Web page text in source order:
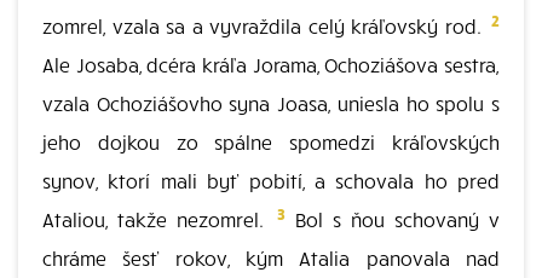
zomrel, vzala sa a vyvraždila celý kráľovský rod. 2
Ale Josaba, dcéra kráľa Jorama, Ochoziášova sestra,
vzala Ochoziášovho syna Joasa, uniesla ho spolu s
jeho dojkou zo spálne spomedzi kráľovských
synov, ktorí mali byť pobití, a schovala ho pred
Ataliou, takže nezomrel.
3 Bol s ňou schovaný v
chráme šesť rokov, kým Atalia panovala nad